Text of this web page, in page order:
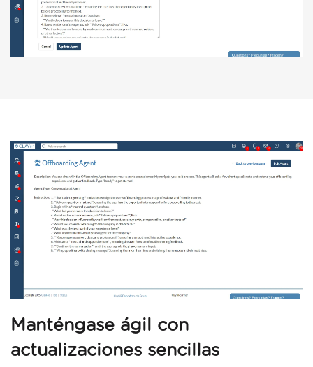
Manténgase ágil con
actualizaciones sencillas